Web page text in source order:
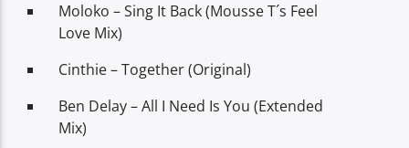
Moloko – Sing It Back (Mousse T´s Feel
Love Mix)
Cinthie – Together (Original)
Ben Delay – All I Need Is You (Extended
Mix)